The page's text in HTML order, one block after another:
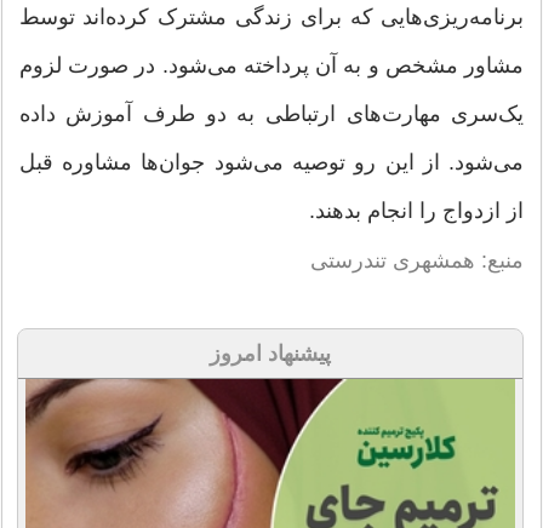
برنامه‌ریزی‌هایی که برای زندگی مشترک کرده‌اند توسط
مشاور مشخص و به آن پرداخته می‌شود. در صورت لزوم
یک‌سری مهارت‌های ارتباطی به دو طرف آموزش داده
می‌شود. از این رو توصیه می‌شود جوان‌ها مشاوره قبل
از ازدواج را انجام بدهند.
منبع: همشهری تندرستی
پیشنهاد امروز